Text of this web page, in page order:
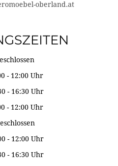
oberland.at
- 12:00 Uhr
16:30 Uhr
- 12:00 Uhr
- 12:00 Uhr
16:30 Uhr